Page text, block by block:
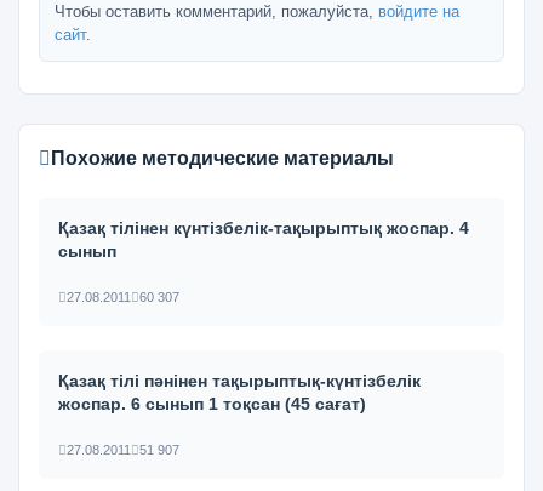
Чтобы оставить комментарий, пожалуйста, войдите на
сайт.
Похожие методические материалы
Қазақ тілінен күнтізбелік-тақырыптық жоспар. 4
сынып
27.08.2011 60 307
Қазақ тілі пәнінен тақырыптық-күнтізбелік
жоспар. 6 сынып 1 тоқсан (45 сағат)
27.08.2011 51 907